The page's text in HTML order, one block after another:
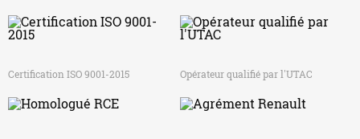
Certification ISO 9001-2015 Opérateur qualifié par l'UTAC